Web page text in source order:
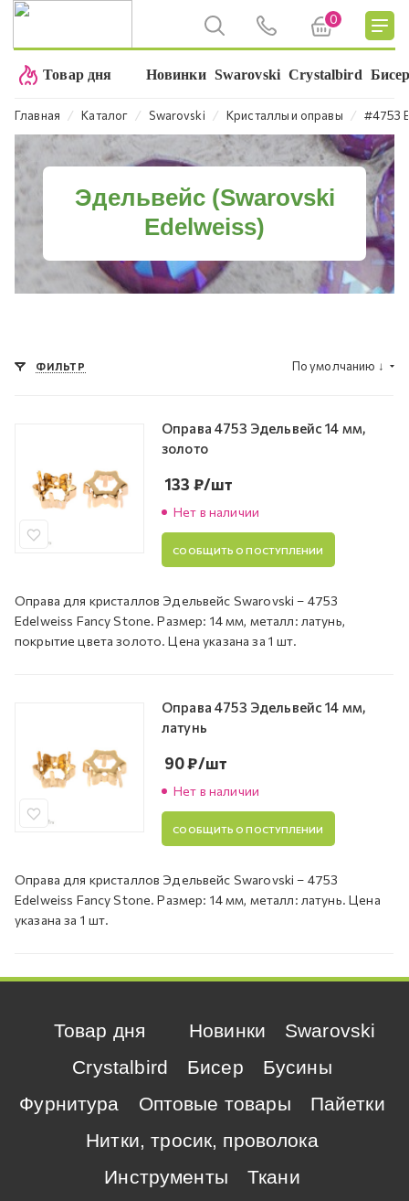
0
Товар дня Новинки Swarovski Crystalbird
Главная ⁄ Каталог ⁄ Swarovski ⁄ Кристаллы и оправы ⁄ #4753
Эдельвейс (Swarovski
Edelweiss)
ФИЛЬТР По умолчанию ↓
Оправа 4753 Эдельвейс 14 мм,
золото
Нет в наличии
133 ₽/шт
СООБЩИТЬ О ПОСТУПЛЕНИИ
Оправа для кристаллов Эдельвейс Swarovski – 4753
Edelweiss Fancy Stone. Размер: 14 мм, металл: латунь,
покрытие цвета золото. Цена указана за 1 шт.
Оправа 4753 Эдельвейс 14 мм,
латунь
Нет в наличии
90₽/шт
СООБЩИТЬ О ПОСТУПЛЕНИИ
Оправа для кристаллов Эдельвейс Swarovski – 4753
Edelweiss Fancy Stone. Размер: 14 мм, металл: латунь. Цена
указана за 1 шт.
Товар дня Новинки
Swarovski
Crystalbird
Бисер
Бусины
Фурнитура
Оптовые товары
Пайетки
Нитки, тросик, проволока
Инструменты
Ткани